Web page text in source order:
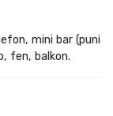
mini bar (puni
fen, balkon.